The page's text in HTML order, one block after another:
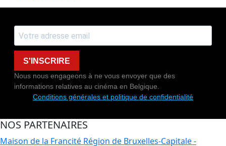
S'INSCRIRE
Nous nous engageons à ne vous envoyer que des
informations relatives au cinéma en Belgique.
Conditions générales et politique de confidentialité
NOS PARTENAIRES
Maison de la Francité Région de Bruxelles-Capitale -